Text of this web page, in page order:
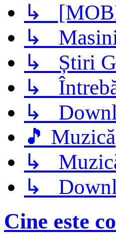
↳
↳
↳ Știri
↳
↳
🎵 Muzică
↳
↳
Cine este